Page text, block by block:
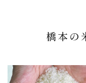
橋本の